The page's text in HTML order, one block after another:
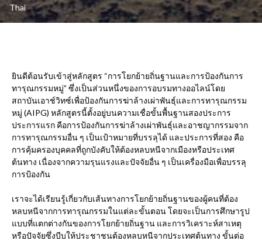
Thai
ยินดีต้อนรับเข้าสู่หลักสูตร “การโยกย้ายถิ่นฐานและการป้องกันการ
ทารุณกรรมหมู่” ซึ่งเป็นส่วนหนึ่งของการอบรมทางออไลน์โดย
สถาบันเอาช์วิทซ์เพื่อป้องกันการฆ่าล้างเผ่าพันธุ์และการทารุณกรรม
หมู่ (AIPG) หลักสูตรนี้ตั้งอยู่บนความเชื่อขั้นพื้นฐานสองประการ
ประการแรก คือการป้องกันการฆ่าล้างเผ่าพันธุ์และอาชญากรรมจาก
การทารุณกรรมอื่น ๆ เป็นเป้าหมายที่บรรลุได้ และประการที่สอง คือ
การคุ้มครองบุคคลที่ถูกบังคับให้ต้องหลบหนีจากเมืองหรือประเทศ
ต้นทาง เนื่องจากความรุนแรงและปัจจัยอื่น ๆ เป็นเครื่องมือเพื่อบรรลุ
การป้องกัน
เราจะได้เรียนรู้เกี่ยวกับเส้นทางการโยกย้ายถิ่นฐานของผู้คนที่ต้อง
หลบหนีจากการทารุณกรรมในแต่ละขั้นตอน โดยจะเป็นการศึกษารูป
แบบที่แตกต่างกันของการโยกย้ายถิ่นฐาน และการวิเคราะห์สาเหตุ
หรือปัจจัยซึ่งบีบให้ประชาชนต้องหลบหนีจากประเทศต้นทาง ขั้นต่อ